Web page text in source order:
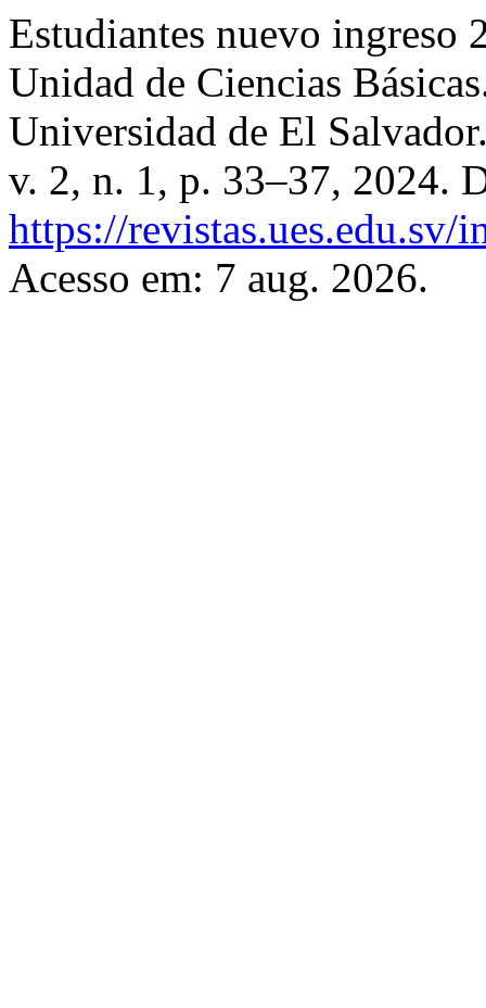
Estudiantes nuevo ingreso
Unidad de Ciencias
Universidad de El
v. 2, n. 1, p. 33–37, 2024.
https://
Acesso em: 7 aug. 2026.